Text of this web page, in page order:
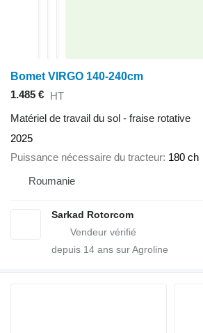
Bomet VIRGO 140-240cm
1.485 € HT
Matériel de travail du sol - fraise rotative
2025
Puissance nécessaire du tracteur 180 ch
Roumanie
Sarkad Rotorcom
depuis 14 ans sur Agroline